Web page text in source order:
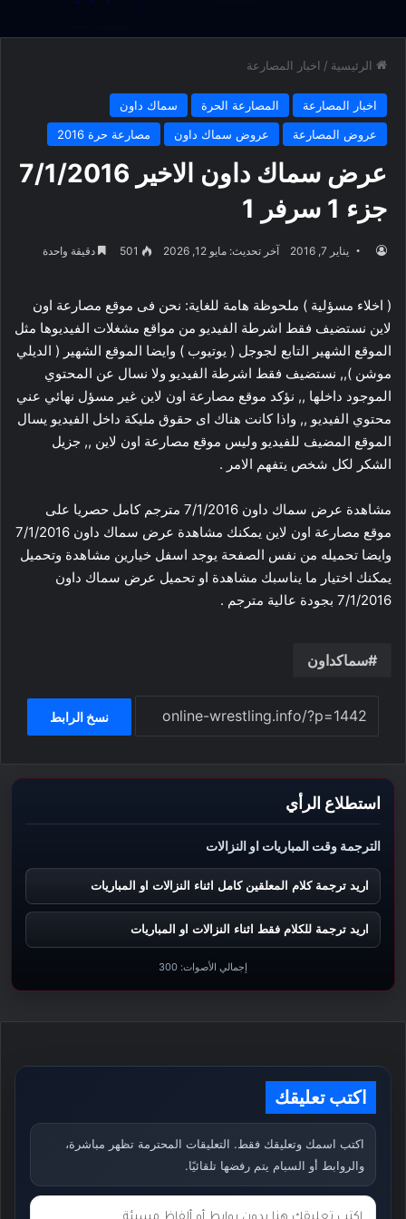
الرئيسية / اخبار المصارعة
اخبار المصارعة المصارعة الحرة
سماك داون
عروض المصارعة
عروض سماك داون مصارعة حرة 2016
عرض سماك داون الاخير 7/1/2016
جزء 1 سرفر 1
يناير 7, 2016 آخر تحديث: مايو 12, 2026 501 دقيقة واحدة
( اخلاء مسؤلية ) ملحوظة هامة للغاية: نحن فى موقع مصارعة اون
لاين نستضيف فقط اشرطة الفيديو من مواقع مشغلات الفيديوها مثل
الموقع الشهير التابع لجوجل ( يوتيوب ) وايضا الموقع الشهير ( الديلي
موشن ),, نستضيف فقط اشرطة الفيديو ولا نسال عن المحتوي
الموجود داخلها ,, نؤكد موقع مصارعة اون لاين غير مسؤل نهائي عني
محتوي الفيديو ,, واذا كانت هناك اى حقوق مليكة داخل الفيديو يسال
الموقع المضيف للفيديو وليس موقع مصارعة اون لاين ,, جزيل
الشكر لكل شخص يتفهم الامر .
مشاهدة عرض سماك داون 7/1/2016 مترجم كامل حصريا على
موقع مصارعة اون لاين يمكنك مشاهدة عرض سماك داون 7/1/2016
وايضا تحميله من نفس الصفحة يوجد اسفل خيارين مشاهدة وتحميل
يمكنك اختيار ما يناسبك مشاهدة او تحميل عرض سماك داون
7/1/2016 بجودة عالية مترجم .
سماكداون
نسخ الرابط
استطلاع الرأي
الترجمة وقت المباريات او النزالات
اريد ترجمة كلام المعلقين كامل اثناء النزالات او المباريات
اريد ترجمة للكلام فقط اثناء النزالات او المباريات
إجمالي الأصوات: 300
اكتب تعليقك
اكتب اسمك وتعليقك فقط. التعليقات المحترمة تظهر مباشرة،
والروابط أو السبام يتم رفضها تلقائيًا.
ت